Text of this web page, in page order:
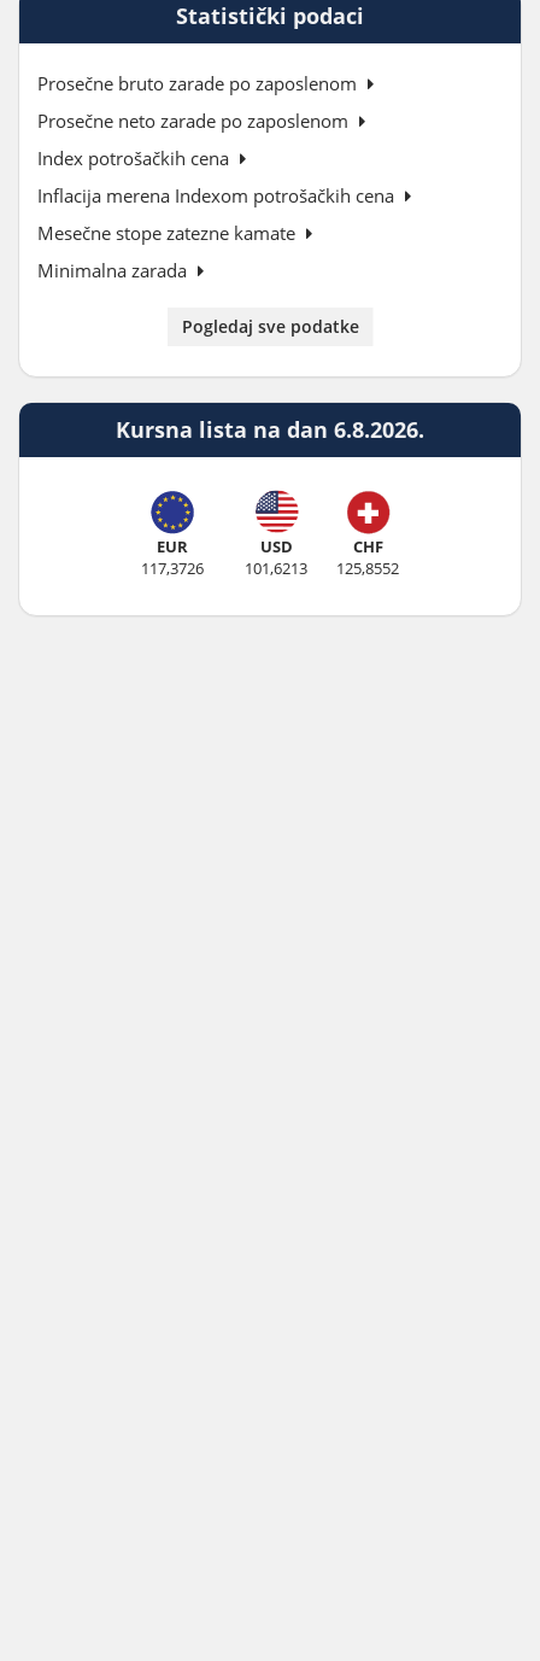
Statistički podaci
Prosečne bruto zarade po zaposlenom
Prosečne neto zarade po zaposlenom
Index potrošačkih cena
Inflacija merena Indexom potrošačkih cena
Mesečne stope zatezne kamate
Minimalna zarada
Pogledaj sve podatke
Kursna lista na dan 6.8.2026.
EUR
117,3726
USD
101,6213
CHF
125,8552